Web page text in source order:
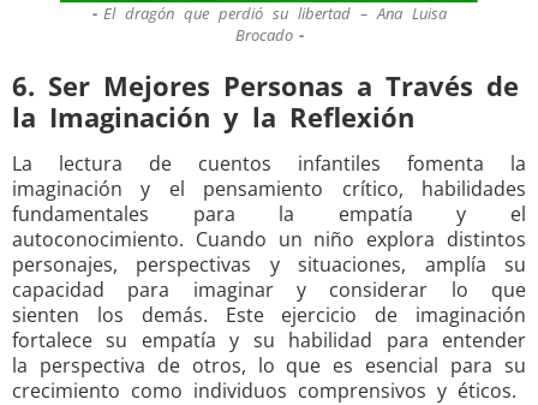
El dragón que perdió su libertad – Ana Luisa
Brocado
6. Ser Mejores Personas a Través de
la Imaginación y la Reflexión
La lectura de cuentos infantiles fomenta la
imaginación y el pensamiento crítico, habilidades
fundamentales para la empatía y el
autoconocimiento. Cuando un niño explora distintos
personajes, perspectivas y situaciones, amplía su
capacidad para imaginar y considerar lo que
sienten los demás. Este ejercicio de imaginación
fortalece su empatía y su habilidad para entender
la perspectiva de otros, lo que es esencial para su
crecimiento como individuos comprensivos y éticos.